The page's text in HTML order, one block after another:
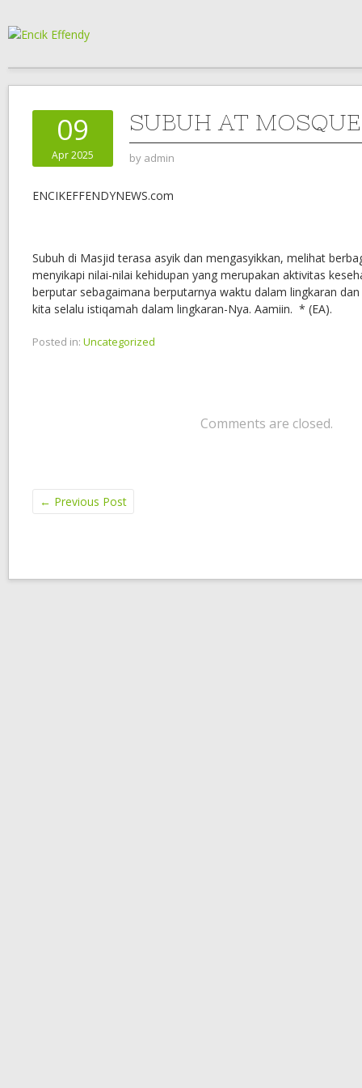
09
Apr 2025
SUBUH AT MOSQUE
by admin
ENCIKEFFENDYNEWS.com
Subuh di Masjid terasa asyik dan mengasyikkan, melihat
menyikapi nilai-nilai kehidupan yang merupakan aktivitas
berputar sebagaimana berputarnya waktu dalam lingkaran
kita selalu istiqamah dalam lingkaran-Nya. Aamiin. * (EA).
Posted in: Uncategorized
Comments are closed.
← Previous Post